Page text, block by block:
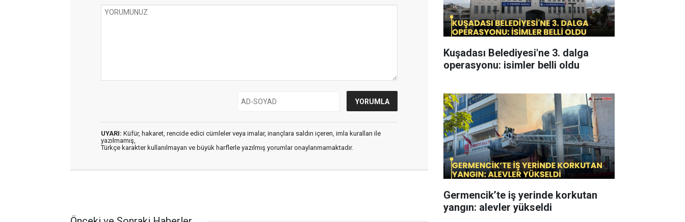
UYARI: Küfür, hakaret, rencide edici cümleler veya imalar, inançlara saldırı içeren, imla kuralları ile
yazılmamış,
Türkçe karakter kullanılmayan ve büyük harflerle yazılmış yorumlar onaylanmamaktadır.
Kuşadası Belediyesi'ne 3. dalga
operasyonu: isimler belli oldu
Germencik’te iş yerinde korkutan
yangın: alevler yükseldi